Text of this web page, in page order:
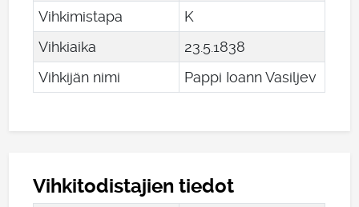
Vihkimistapa
K
Vihkiaika
23 5.1838
Vihkijän nimi
Pappi Ioann Vasiljev
Vihkitodistajien tiedot